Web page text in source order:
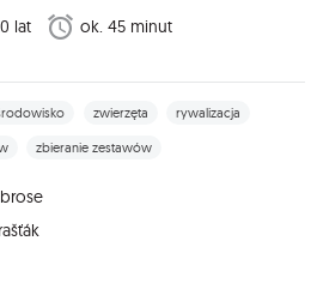
lat
ok. 45 minut
zwierzęta rywalizacja
zbieranie zestawów